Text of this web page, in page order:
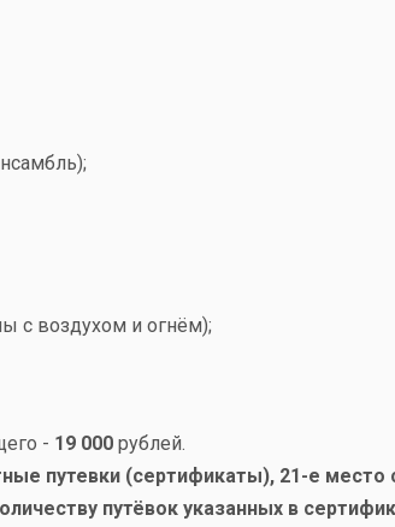
с воздухом и огнём);
- 19 000 рублей.
путевки (сертификаты), 21-е
путёвок указанных в